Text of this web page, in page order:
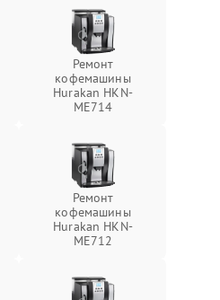
Ремонт
кофемашины
Hurakan HKN-
ME714
Ремонт
кофемашины
Hurakan HKN-
ME712